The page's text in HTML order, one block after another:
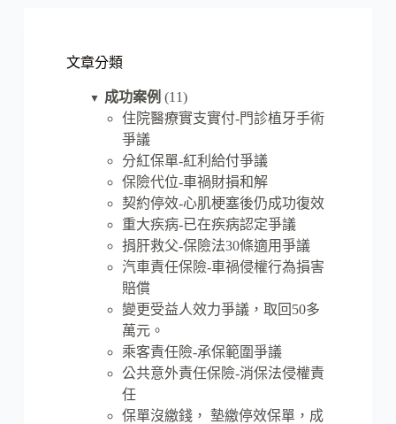
爭
議
文章分類
▼ 成功案例 (11)
住院醫療實支實付-門診植牙手術
爭議
分紅保單-紅利給付爭議
保險代位-車禍財損和解
契約停效-心肌梗塞後仍成功復效
重大疾病-已在疾病認定爭議
捐肝救父-保險法30條適用爭議
汽車責任保險-車禍侵權行為損害
賠償
變更受益人效力爭議，取回50多
萬元。
乘客責任險-承保範圍爭議
公共意外責任保險-消保法侵權責
任
保單沒繳錢， 墊繳停效保單，成